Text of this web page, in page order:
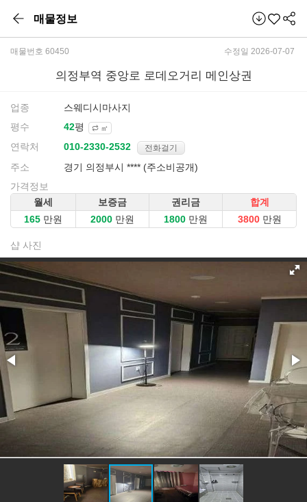
매물정보
매물번호 60450 수정일 2026-07-07
의정부역 중앙로 로데오거리 메인상권
업종
스웨디시마사지
평수
평 ㎡
연락처 전화걸기
주소
경기 의정부시 **** (주소비공개)
가격정보
월세
보증금 권리금
합계
만원
만원 만원 만원
샵 사진